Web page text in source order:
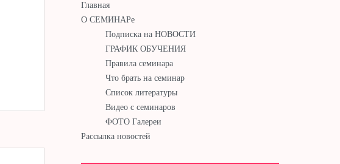
Главная
О СЕМИНАРе
Подписка на НОВОСТИ
ГРАФИК ОБУЧЕНИЯ
Правила семинара
Что брать на семинар
Список литературы
Видео с семинаров
ФОТО Галереи
Рассылка новостей